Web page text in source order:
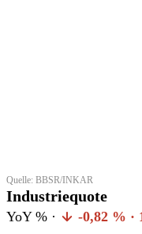
Quelle: BBSR/INKAR
Industriequote
YoY % · -0,82 % ·